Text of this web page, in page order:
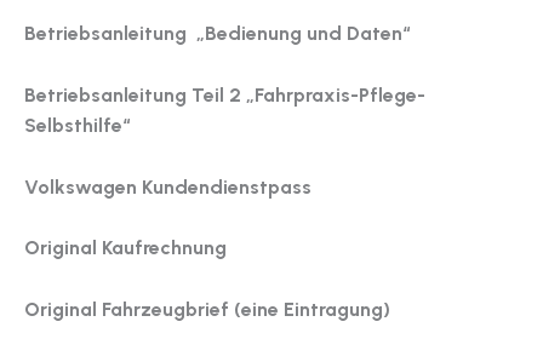
Betriebsanleitung „Bedienung und Daten“
Betriebsanleitung Teil 2 „Fahrpraxis-Pflege-
Selbsthilfe“
Volkswagen Kundendienstpass
Original Kaufrechnung
Original Fahrzeugbrief (eine Eintragung)